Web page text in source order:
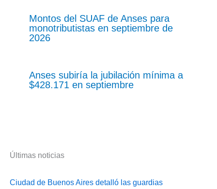
Montos del SUAF de Anses para
monotributistas en septiembre de
2026
Anses subiría la jubilación mínima a
$428.171 en septiembre
Últimas noticias
Ciudad de Buenos Aires detalló las guardias